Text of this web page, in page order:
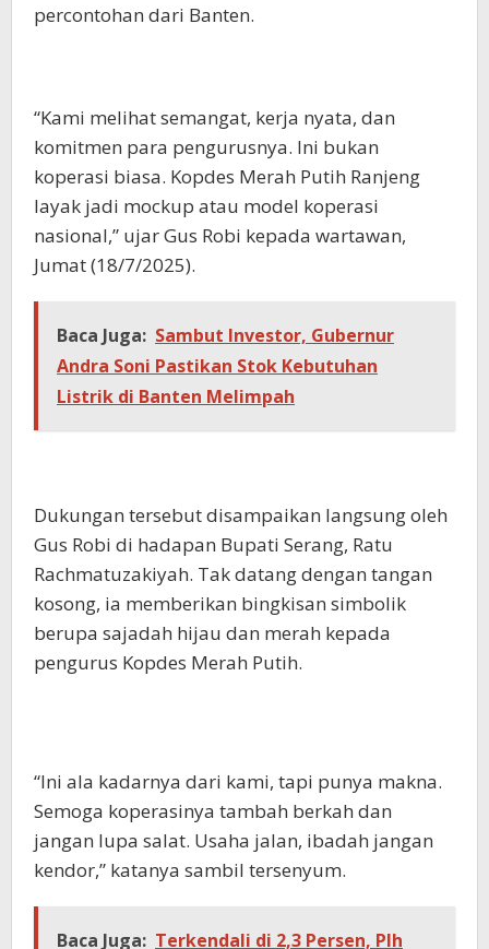
percontohan dari Banten.
“Kami melihat semangat, kerja nyata, dan
komitmen para pengurusnya. Ini bukan
koperasi biasa. Kopdes Merah Putih Ranjeng
layak jadi mockup atau model koperasi
nasional,” ujar Gus Robi kepada wartawan,
Jumat (18/7/2025).
Baca Juga: Sambut Investor, Gubernur
Andra Soni Pastikan Stok Kebutuhan
Listrik di Banten Melimpah
Dukungan tersebut disampaikan langsung oleh
Gus Robi di hadapan Bupati Serang, Ratu
Rachmatuzakiyah. Tak datang dengan tangan
kosong, ia memberikan bingkisan simbolik
berupa sajadah hijau dan merah kepada
pengurus Kopdes Merah Putih.
“Ini ala kadarnya dari kami, tapi punya makna.
Semoga koperasinya tambah berkah dan
jangan lupa salat. Usaha jalan, ibadah jangan
kendor,” katanya sambil tersenyum.
Baca Juga: Terkendali di 2,3 Persen, Plh